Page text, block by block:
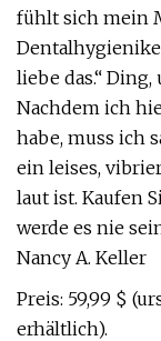
fühlt sich mein
liebe das.“
Nachdem ich
habe, muss ich
ein leises,
laut ist. Kaufen
werde es nie
Nancy A. Keller
Preis: 59,99 $
erhältlich).